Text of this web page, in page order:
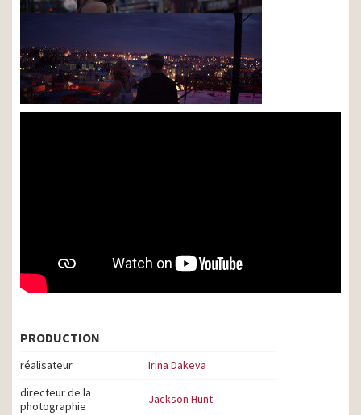
PRODUCTION
réalisateur
Irina Dakeva
directeur de la
photographie
Jackson Hunt